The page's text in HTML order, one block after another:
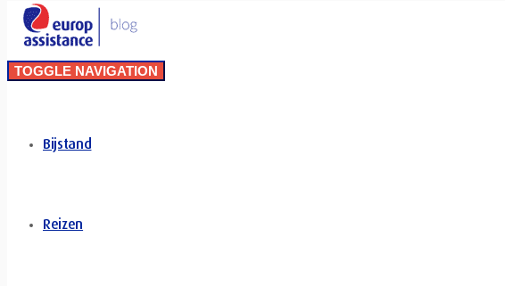
TOGGLE NAVIGATION
Bijstand
Reizen